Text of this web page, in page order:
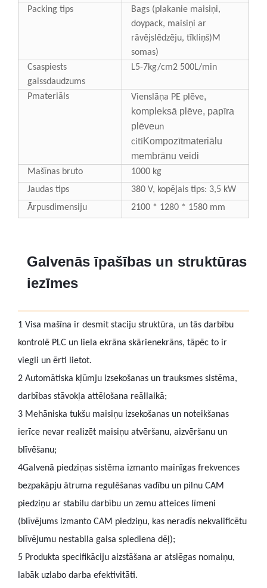
Packing tips Bags (plakanie maisiņi,
doypack, maisiņi ar
rāvējslēdzēju, tīkliņš)M
somas)
Csaspiests
gaissdaudzums
L5-7kg/cm2 500L/min
Pmateriāls Vienslāņa PE plēve,
kompleksā plēve, papīra
plēveun
citiKompozītmateriālu
membrānu veidi
Mašīnas bruto
1000 kg
Jaudas tips
380 V, kopējais tips: 3,5 kW
Ārpusdimensiju
2100 * 1280 * 1580 mm
Galvenās īpašības un struktūras
iezīmes
1 Visa mašīna ir desmit staciju struktūra, un tās darbību
kontrolē PLC un liela ekrāna skārienekrāns, tāpēc to ir
viegli un ērti lietot.
2 Automātiska kļūmju izsekošanas un trauksmes sistēma,
darbības stāvokļa attēlošana reāllaikā;
3 Mehāniska tukšu maisiņu izsekošanas un noteikšanas
ierīce nevar realizēt maisiņu atvēršanu, aizvēršanu un
blīvēšanu;
4Galvenā piedziņas sistēma izmanto mainīgas frekvences
bezpakāpju ātruma regulēšanas vadību un pilnu CAM
piedziņu ar stabilu darbību un zemu atteices līmeni
(blīvējums izmanto CAM piedziņu, kas neradīs nekvalificētu
blīvējumu nestabila gaisa spiediena dēļ);
5 Produkta specifikāciju aizstāšana ar atslēgas nomaiņu,
labāk uzlabo darba efektivitāti.